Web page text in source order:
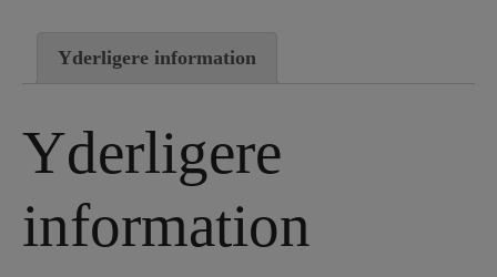
Hvid
antal
Yderligere information
Yderligere
information